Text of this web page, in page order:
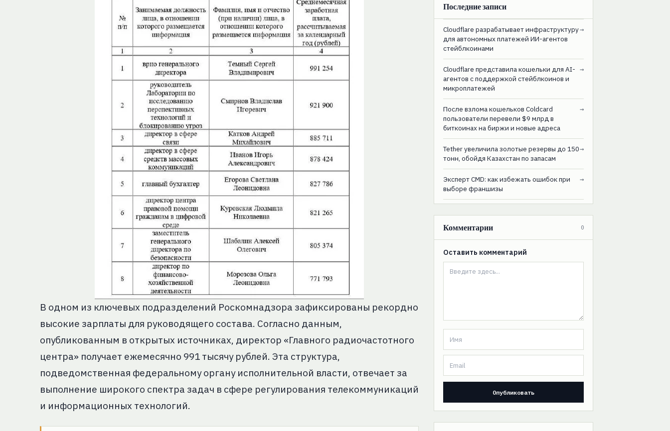
В одном из ключевых подразделений Роскомнадзора зафиксированы рекордно
высокие зарплаты для руководящего состава. Согласно данным,
опубликованным в открытых источниках, директор «Главного радиочастотного
центра» получает ежемесячно 991 тысячу рублей. Эта структура,
подведомственная федеральному органу исполнительной власти, отвечает за
выполнение широкого спектра задач в сфере регулирования телекоммуникаций
и информационных технологий.
Последние записи
Cloudflare разрабатывает инфраструктуру
для автономных платежей ИИ-агентов
стейблкоинами
→
Cloudflare представила кошельки для AI-
агентов с поддержкой стейблкоинов и
микроплатежей
→
После взлома кошельков Coldcard
пользователи перевели $9 млрд в
биткоинах на биржи и новые адреса
→
Tether увеличила золотые резервы до 150
тонн, обойдя Казахстан по запасам
→
Эксперт CMD: как избежать ошибок при
выборе франшизы
→
Комментарии 0
Оставить комментарий